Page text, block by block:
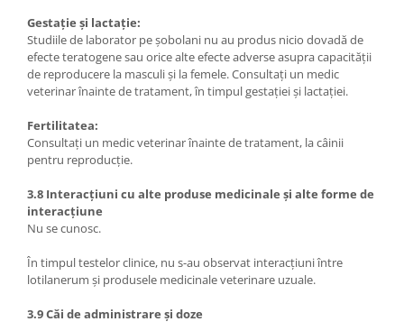
Gestație și lactație:
Studiile de laborator pe șobolani nu au produs nicio dovadă de
efecte teratogene sau orice alte efecte adverse asupra capacității
de reproducere la masculi și la femele. Consultați un medic
veterinar înainte de tratament, în timpul gestației și lactației.
Fertilitatea:
Consultați un medic veterinar înainte de tratament, la câinii
pentru reproducție.
3.8 Interacțiuni cu alte produse medicinale și alte forme de
interacțiune
Nu se cunosc.
În timpul testelor clinice, nu s-au observat interacțiuni între
lotilanerum și produsele medicinale veterinare uzuale.
3.9 Căi de administrare și doze